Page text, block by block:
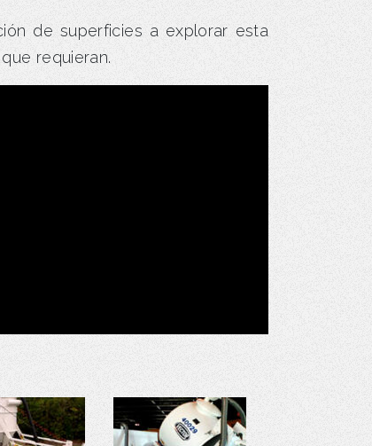
de superficies a explorar esta
que requieran.